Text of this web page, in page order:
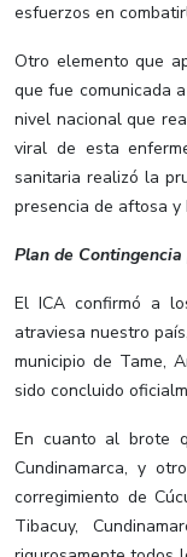
esfuerzos en
Otro elemento que
que fue comunicada
nivel nacional que
viral de esta
sanitaria realizó la
presencia de aftosa
Plan de
El ICA confirmó a
atraviesa nuestro
municipio de Tame,
sido concluido
En cuanto al brote
Cundinamarca, y
corregimiento de
Tibacuy,